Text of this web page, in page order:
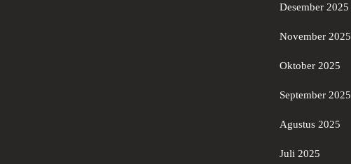
Desember 2025
November 2025
Oktober 2025
September 2025
Agustus 2025
Juli 2025